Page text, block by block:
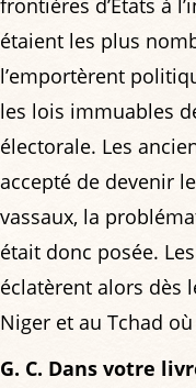
étaient les plus
l’emportèrent
les lois immuables
électorale. Les
accepté de devenir
vassaux, la
était donc posée.
éclatèrent alors dès
Niger et au Tchad
G. C. Dans votre